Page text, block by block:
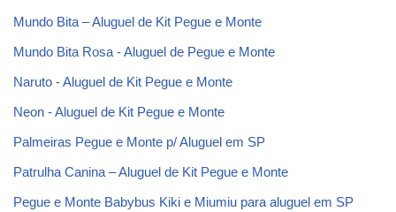
Mundo Bita – Aluguel de Kit Pegue e Monte
Mundo Bita Rosa - Aluguel de Pegue e Monte
Naruto - Aluguel de Kit Pegue e Monte
Neon - Aluguel de Kit Pegue e Monte
Palmeiras Pegue e Monte p/ Aluguel em SP
Patrulha Canina – Aluguel de Kit Pegue e Monte
Pegue e Monte Babybus Kiki e Miumiu para aluguel em SP